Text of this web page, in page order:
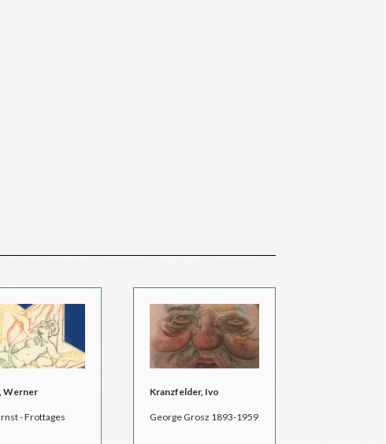
Werner
- Frottages
Kranzfelder, Ivo
George Grosz 1893-1959